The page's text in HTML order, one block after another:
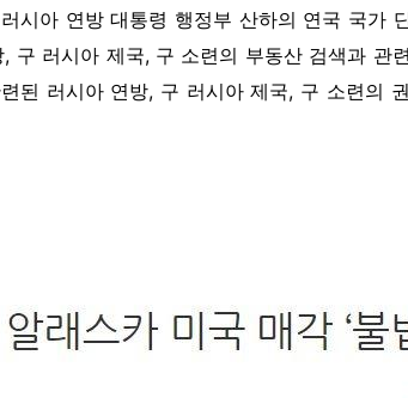
시아 연방 대통령 행정부 산하의 연국 국가
구 러시아 제국, 구 소련의 부동산 검색과 관
된 러시아 연방, 구 러시아 제국, 구 소련의